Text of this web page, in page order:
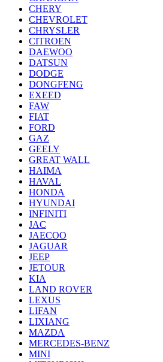
CHERY
CHEVROLET
CHRYSLER
CITROEN
DAEWOO
DATSUN
DODGE
DONGFENG
EXEED
FAW
FIAT
FORD
GAZ
GEELY
GREAT WALL
HAIMA
HAVAL
HONDA
HYUNDAI
INFINITI
JAC
JAECOO
JAGUAR
JEEP
JETOUR
KIA
LAND ROVER
LEXUS
LIFAN
LIXIANG
MAZDA
MERCEDES-BENZ
MINI